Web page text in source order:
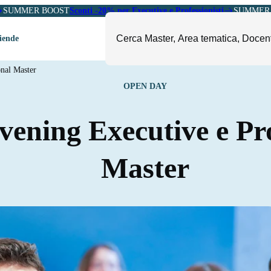
SUMMER BOOSTSconti -20% per Executive e Professionisti
e Soft Skills
Amministrazione
Fashion e Luxury
Arte, Cultura e Sport
Il Sole 24 ORE Professionale
Master
OPEN DAY
Executive e
Master